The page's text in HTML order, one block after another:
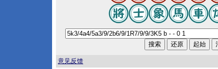
意见反馈